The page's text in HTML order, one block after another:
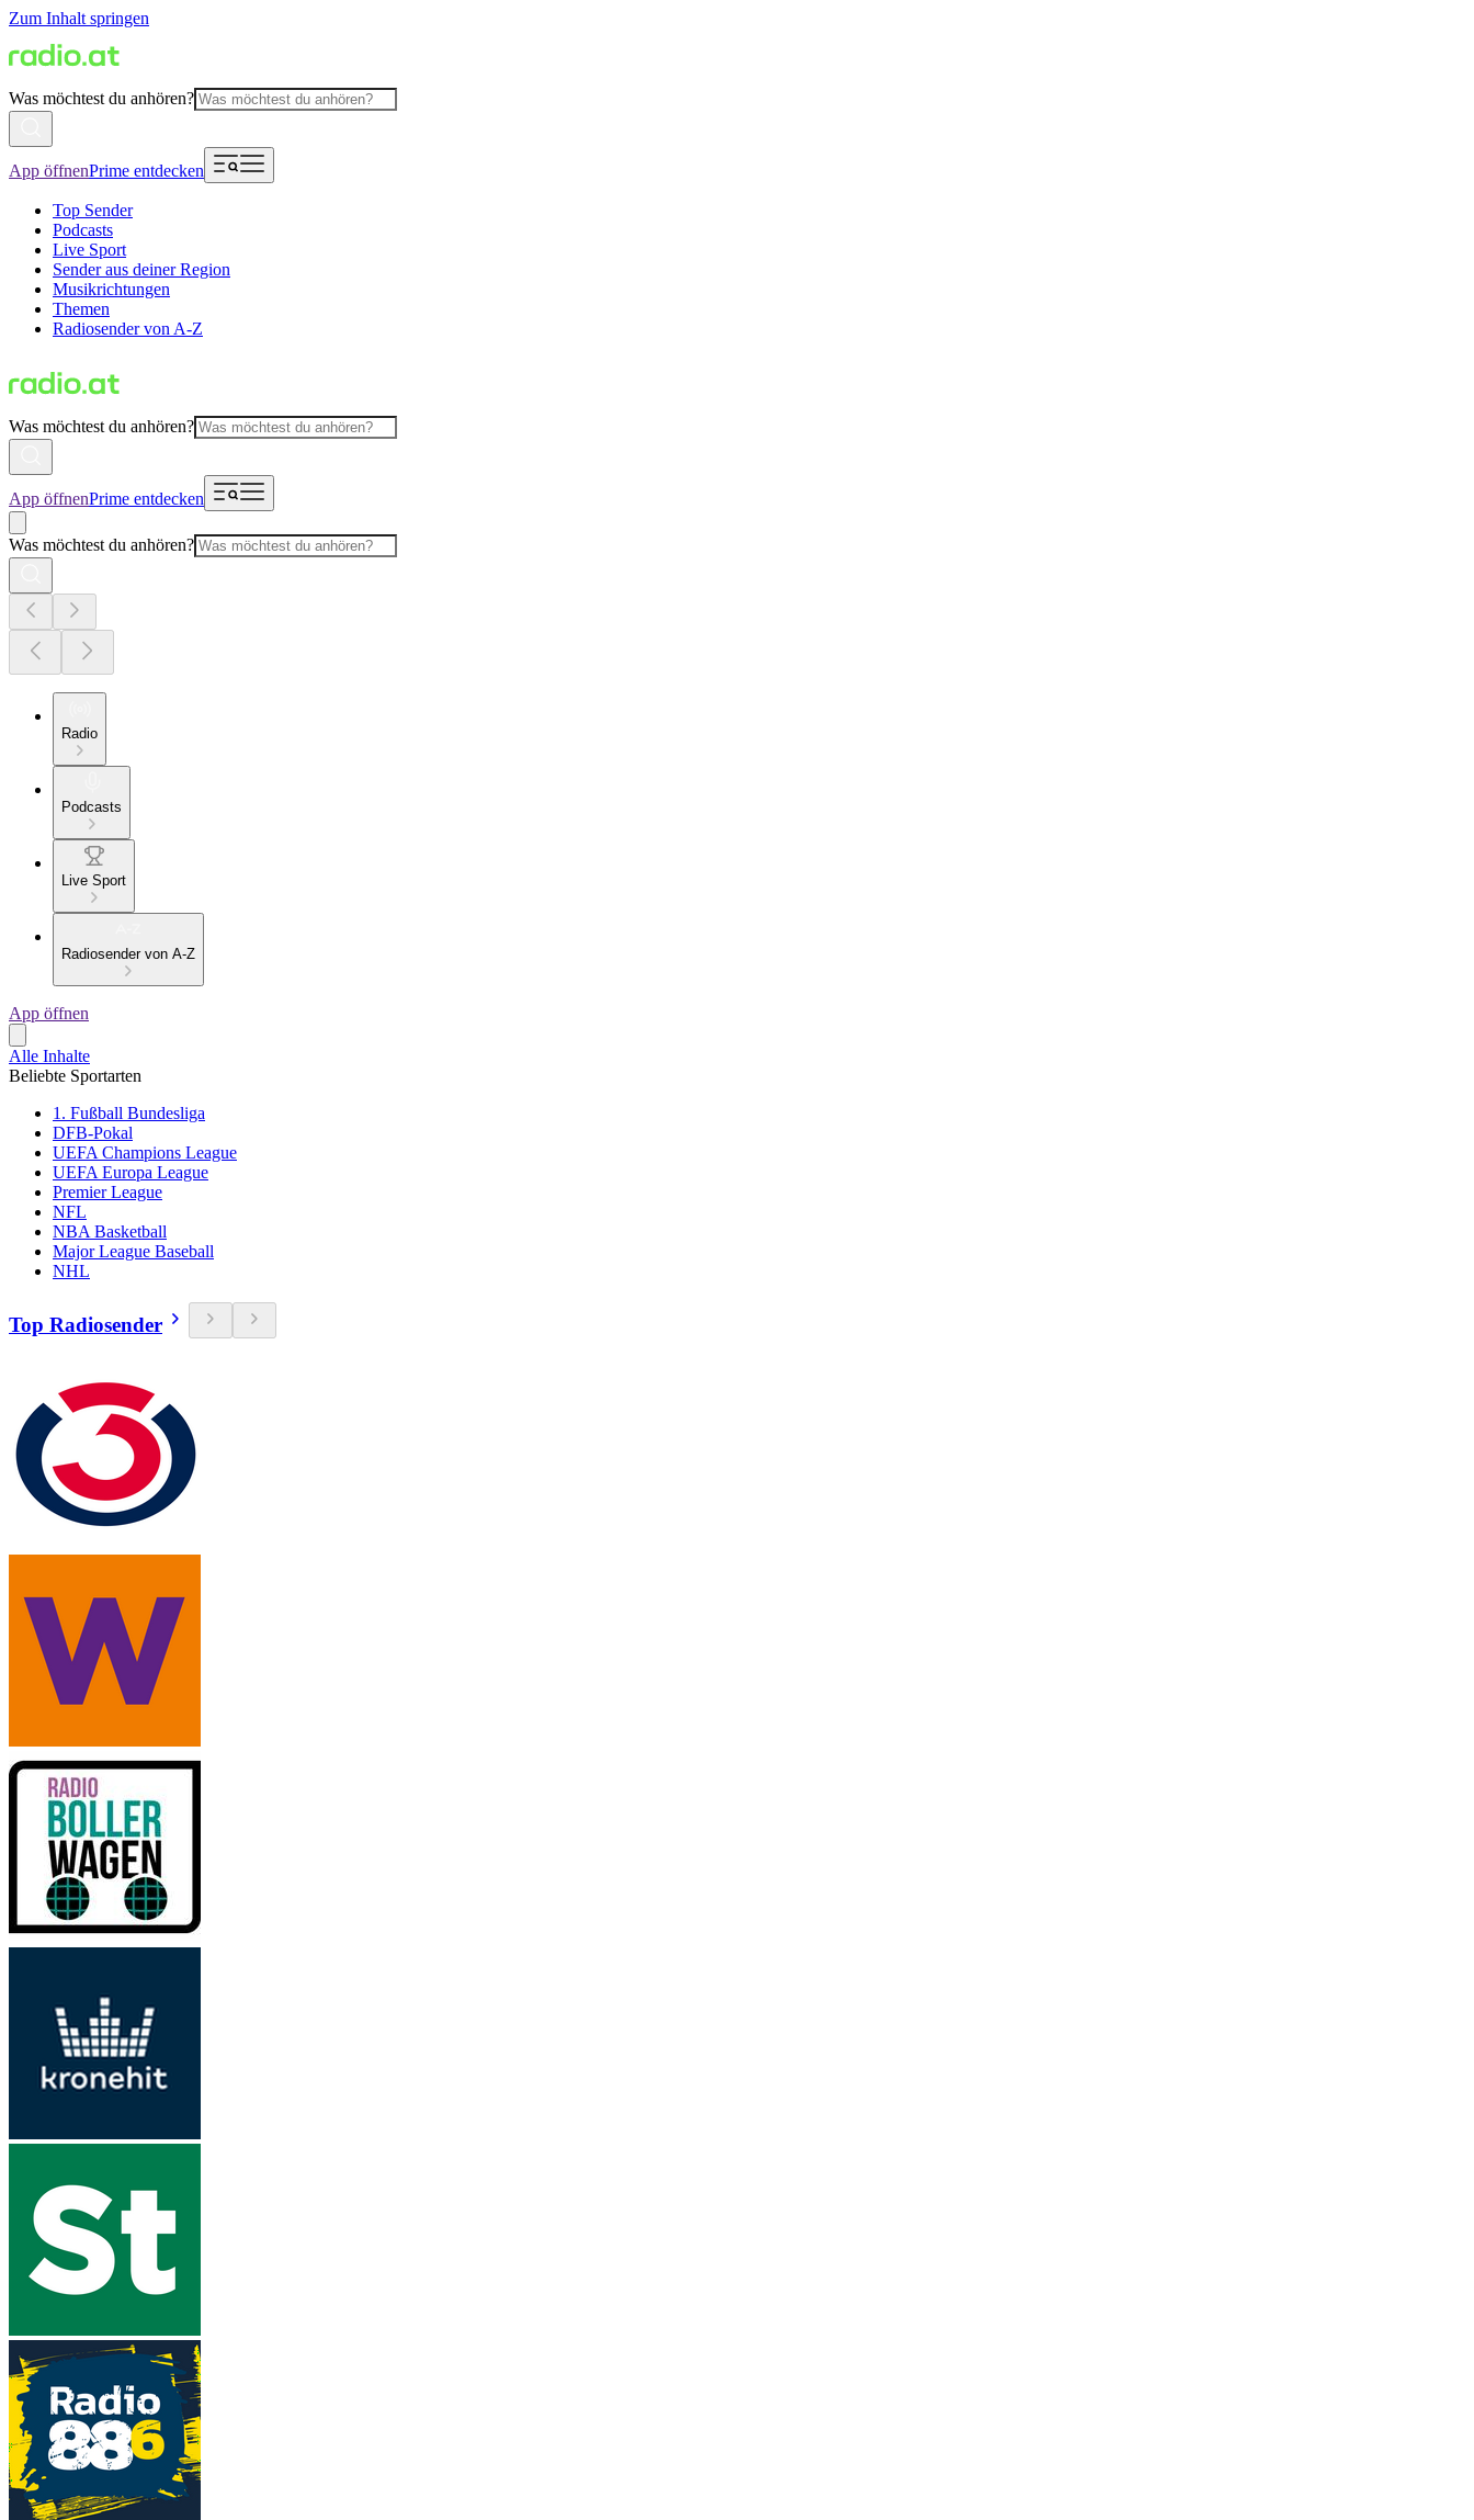
Zum Inhalt springen
Was möchtest du anhören?
App öffnenPrime entdecken
Top Sender
Podcasts
Live Sport
Sender aus deiner Region
Musikrichtungen
Themen
Radiosender von A-Z
Was möchtest du anhören?
App öffnenPrime entdecken
Was möchtest du anhören?
Radio
Podcasts
Live Sport
Radiosender von A-Z
App öffnen
Alle Inhalte
Beliebte Sportarten
1. Fußball Bundesliga
DFB-Pokal
UEFA Champions League
UEFA Europa League
Premier League
NFL
NBA Basketball
Major League Baseball
NHL
Top Radiosender